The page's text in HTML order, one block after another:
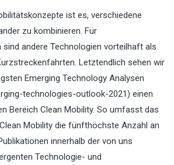
ist es, verschiedene
zu kombinieren. Für
andere Technologien vorteilhaft als
Letztendlich sehen wir
Emerging Technology Analysen
technologies-outlook-2021) einen
Bereich Clean Mobility. So umfasst das
Mobility die fünfthöchste Anzahl an
innerhalb der von uns
Technologie- und